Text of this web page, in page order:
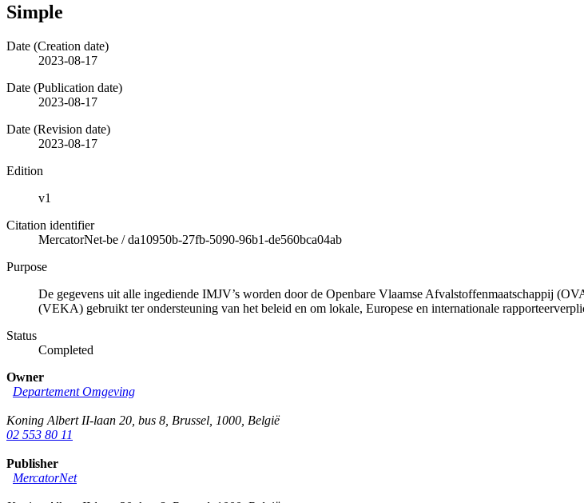
Simple
Date (Creation date)
2023-08-17
Date (Publication date)
2023-08-17
Date (Revision date)
2023-08-17
Edition
v1
Citation identifier
MercatorNet-be /da10950b-27fb-5090-96b1-de560bca04ab
Purpose
De gegevens uit alle ingediende IMJV’s worden door de Openbare Vlaamse Afvalstoffenmaatschappij
(VEKA) gebruikt ter ondersteuning van het beleid en om lokale, Europese en internationale
Status
Completed
Owner
Departement Omgeving
Koning Albert II-laan 20, bus 8 Brussel 1000 België
02 553 80 11
Publisher
MercatorNet